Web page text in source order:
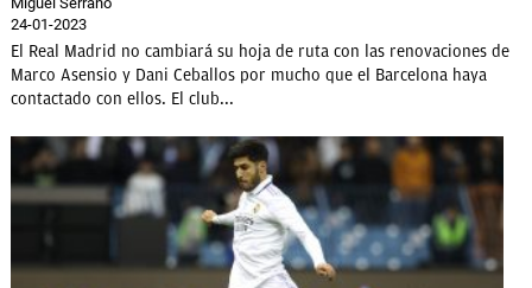
24-01-2023
El Real Madrid no cambiará su hoja de ruta con las renovaciones de
Marco Asensio y Dani Ceballos por mucho que el Barcelona haya
contactado con ellos. El club...